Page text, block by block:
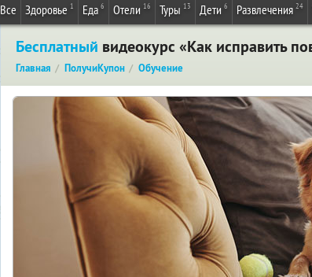
Все Здоровье 1 Еда 6 Отели 16 Туры 13 Дети 6 Развлечения 24
Бесплатный видеокурс «Как исправить
Главная ПолучиКупон Обучение